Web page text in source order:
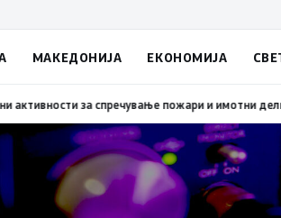
МАКЕДОНИЈА ЕКОНОМИЈА
поплави во Скопско: Во невремето